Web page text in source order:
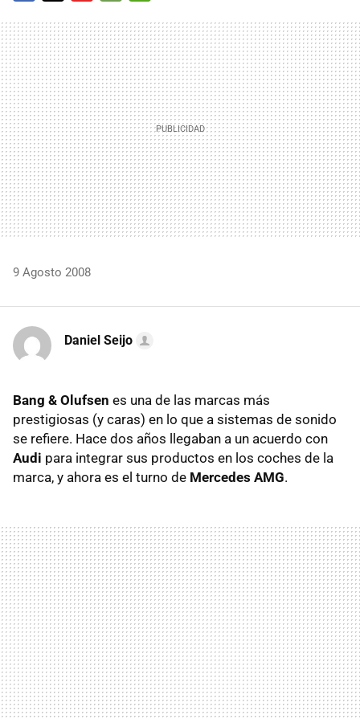
MAIL
9 Agosto 2008
Daniel Seijo
Bang & Olufsen es una de las marcas más
prestigiosas (y caras) en lo que a sistemas de sonido
se refiere. Hace dos años llegaban a un acuerdo con
Audi para integrar sus productos en los coches de la
marca, y ahora es el turno de Mercedes AMG.